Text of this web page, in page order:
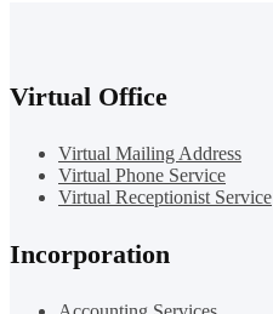
Virtual Office
Virtual Mailing Address
Virtual Phone Service
Virtual Receptionist Service
Incorporation